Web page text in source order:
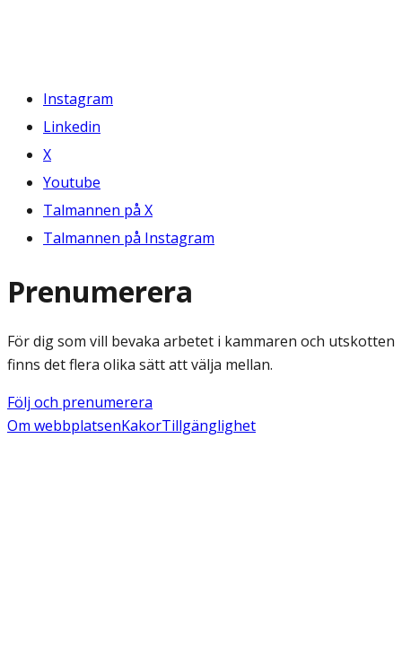
Instagram
Linkedin
X
Youtube
Talmannen på X
Talmannen på Instagram
Prenumerera
För dig som vill bevaka arbetet i kammaren och utskotten
finns det flera olika sätt att välja mellan.
Följ och prenumerera
Om webbplatsenKakorTillgänglighet